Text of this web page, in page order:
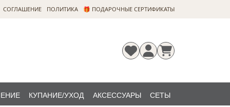
CОГЛАШЕНИЕ ПОЛИТИКА 🎁 ПОДАРОЧНЫЕ СЕРТИФИКАТЫ
КУПАНИЕ/УХОД АКСЕССУАРЫ СЕТЫ